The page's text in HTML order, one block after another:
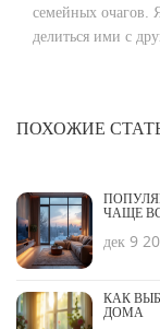
семейных очагов.
делиться ими с
ПОХОЖИЕ
ЧАЩЕ
дек 9
КАК
ДОМА